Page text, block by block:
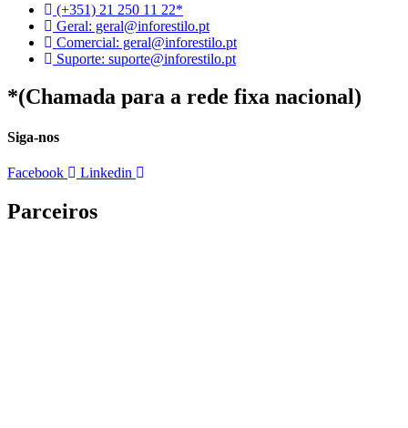
(+351) 21 250 11 22*
Geral: geral@inforestilo.pt
Comercial: geral@inforestilo.pt
Suporte: suporte@inforestilo.pt
*(Chamada para a rede fixa nacional)
Siga-nos
Facebook Linkedin
Parceiros